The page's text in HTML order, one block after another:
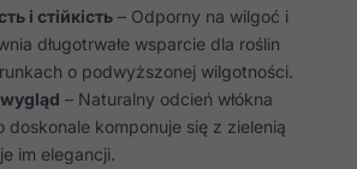
і стійкість – Odporny na wilgoć i
długotrwałe wsparcie dla roślin
o podwyższonej wilgotności.
– Naturalny odcień włókna
doskonale komponuje się z zielenią
im elegancji.